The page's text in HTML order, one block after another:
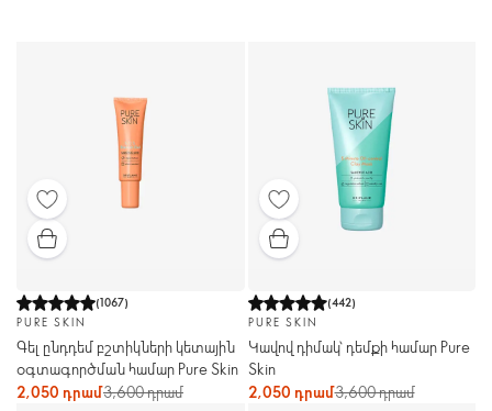
(1067)
PURE SKIN
Գել ընդդեմ բշտիկների կետային
օգտագործման համար Pure Skin
2,050 դրամ3,600 դրամ
(442)
PURE SKIN
Կավով դիմակ՝ դեմքի համար Pure
Skin
2,050 դրամ3,600 դրամ